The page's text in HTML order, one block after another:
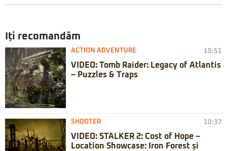
Iți recomandăm
ACTION ADVENTURE 10:51
VIDEO: Tomb Raider: Legacy of Atlantis
– Puzzles & Traps
SHOOTER 10:37
VIDEO: STALKER 2: Cost of Hope –
Location Showcase: Iron Forest și